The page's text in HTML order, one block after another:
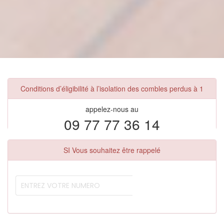
Conditions d’éligibilité à l’isolation des combles perdus à 1
appelez-nous au
09 77 77 36 14
SI Vous souhaitez être rappelé